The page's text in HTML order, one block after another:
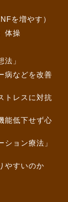
を増やす）
体操
」
病などを改善
トレスに対抗
能低下せず心
ョン療法」
やすいのか